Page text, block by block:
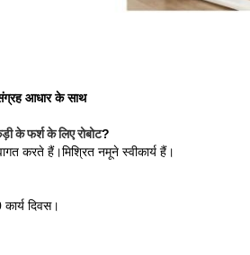
आधार के साथ
के फर्श के लिए रोबोट?
करते हैं।मिश्रित नमूने स्वीकार्य हैं।
दिवस।